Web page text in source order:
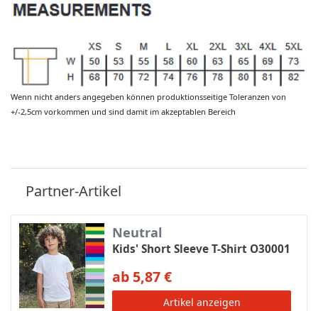
Wenn nicht anders angegeben können produktionsseitige Toleranzen von
+/-2,5cm vorkommen und sind damit im akzeptablen Bereich
Partner-Artikel
Neutral
Kids' Short Sleeve T-Shirt O30001
ab 5,87 €
Artikel anzeigen